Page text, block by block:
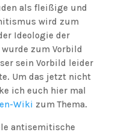
als fleißige und
wird zum
Ideologie der
zum Vorbild
sein Vorbild leider
Um das jetzt nicht
ich euch hier mal
Wiki zum Thema.
antisemitische